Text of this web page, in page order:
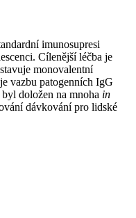
imunosupresi
Cílenější léčba je
monovalentní
vazbu patogenních IgG
doložen na mnoha in
dávkování pro lidské